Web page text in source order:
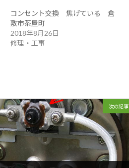
コンセント交換 焦げている 倉
敷市茶屋町
2018年8月26日
修理・工事
次の記事